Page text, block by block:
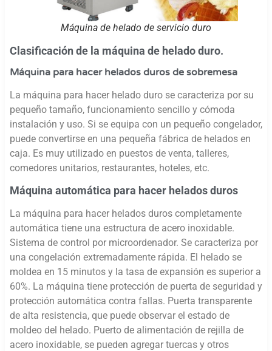
Máquina de helado de servicio duro
Clasificación de la máquina de helado duro.
Máquina para hacer helados duros de sobremesa
La máquina para hacer helado duro se caracteriza por su
pequeño tamaño, funcionamiento sencillo y cómoda
instalación y uso. Si se equipa con un pequeño congelador,
puede convertirse en una pequeña fábrica de helados en
caja. Es muy utilizado en puestos de venta, talleres,
comedores unitarios, restaurantes, hoteles, etc.
Máquina automática para hacer helados duros
La máquina para hacer helados duros completamente
automática tiene una estructura de acero inoxidable.
Sistema de control por microordenador. Se caracteriza por
una congelación extremadamente rápida. El helado se
moldea en 15 minutos y la tasa de expansión es superior a
60%. La máquina tiene protección de puerta de seguridad y
protección automática contra fallas. Puerta transparente
de alta resistencia, que puede observar el estado de
moldeo del helado. Puerto de alimentación de rejilla de
acero inoxidable, se pueden agregar tuercas y otros